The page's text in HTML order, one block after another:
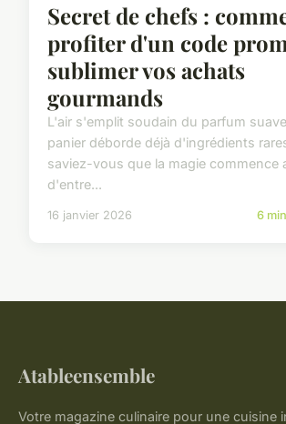
Secret de chefs :
profiter d'un code
sublimer vos achats
gourmands
L'air s'emplit soudain du parfum
panier déborde déjà d'ingrédients
saviez-vous que la magie commence
d'entre...
16 janvier 2026 6
Atableensemble
Votre magazine culinaire pour une cuisine